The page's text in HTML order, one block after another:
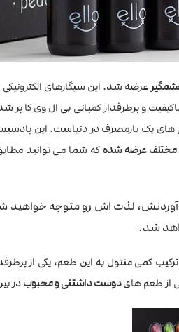
عرضه شد. این سیگارهای
و پرطرفدار کمپانی بی ال وی کا پر
های یک بارمصرف در دنیاست. این
مختلف عرضه شده که شما می توانید
لذت اش رو متوجه
شد.
کمی منتول به این طعم، یکی از
از طعم هایدوست داشتنی و محبوبدر